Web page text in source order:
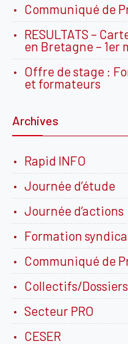
Communiqué de
RESULTATS –
en Bretagne – 1er
Offre de stage :
et formateurs
Archives
Rapid INFO
Journée d’étude
Journée d’actions
Formation
Communiqué de
Collectifs/Dossiers
Secteur PRO
CESER